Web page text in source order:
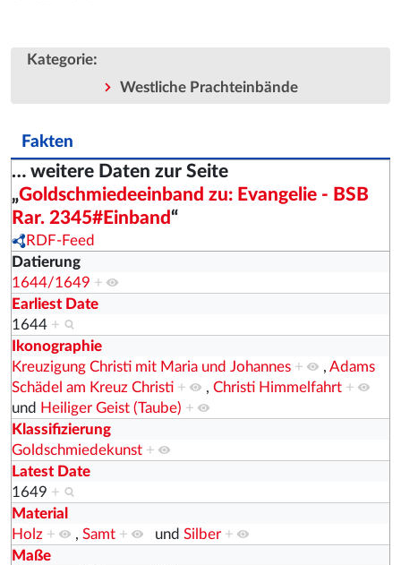
Kategorie:
Westliche Prachteinbände
Fakten
… weitere Daten zur Seite
„Goldschmiedeeinband zu: Evangelie - BSB
Rar. 2345#Einband“
RDF-Feed
Datierung
1644/1649 +
Earliest Date
1644 +
Ikonographie
Kreuzigung Christi mit Maria und Johannes + , Adams
Schädel am Kreuz Christi + , Christi Himmelfahrt +
und Heiliger Geist (Taube) +
Klassifizierung
Goldschmiedekunst +
Latest Date
1649 +
Material
Holz + , Samt + und Silber +
Maße